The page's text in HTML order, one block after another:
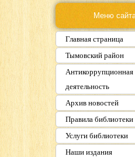
Меню
Главная страница
Тымовский район
Антикоррупционная
деятельность
Архив новостей
Правила библиотеки
Услуги библиотеки
Наши издания